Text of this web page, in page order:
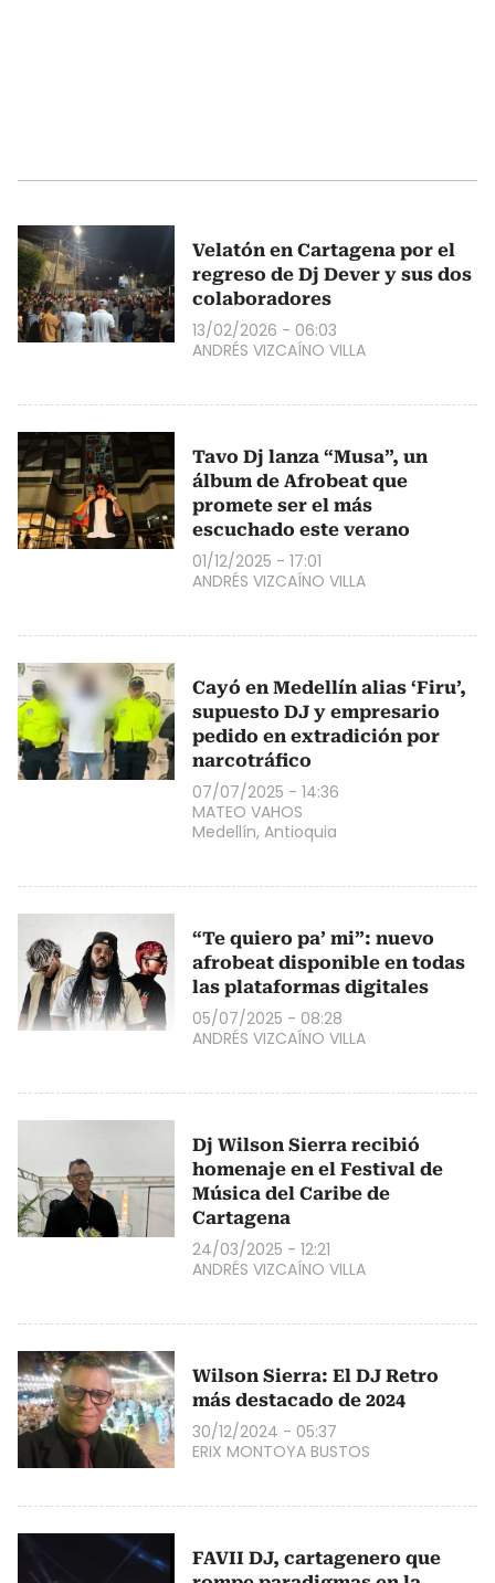
Velatón en Cartagena por el
regreso de Dj Dever y sus dos
colaboradores
13/02/2026 - 06:03
ANDRÉS VIZCAÍNO VILLA
Tavo Dj lanza “Musa”, un
álbum de Afrobeat que
promete ser el más
escuchado este verano
01/12/2025 - 17:01
ANDRÉS VIZCAÍNO VILLA
Cayó en Medellín alias ‘Firu’,
supuesto DJ y empresario
pedido en extradición por
narcotráfico
07/07/2025 - 14:36
MATEO VAHOS
Medellín, Antioquia
“Te quiero pa’ mi”: nuevo
afrobeat disponible en todas
las plataformas digitales
05/07/2025 - 08:28
ANDRÉS VIZCAÍNO VILLA
Dj Wilson Sierra recibió
homenaje en el Festival de
Música del Caribe de
Cartagena
24/03/2025 - 12:21
ANDRÉS VIZCAÍNO VILLA
Wilson Sierra: El DJ Retro
más destacado de 2024
30/12/2024 - 05:37
ERIX MONTOYA BUSTOS
FAVII DJ, cartagenero que